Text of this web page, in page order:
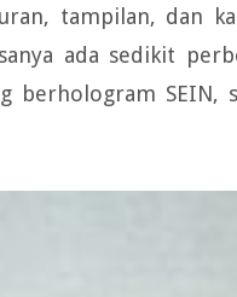
tampilan, dan
ada sedikit
berhologram SEIN,